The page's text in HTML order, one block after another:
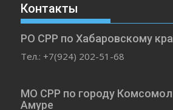
Контакты
РО СРР по Хабаровскому
Тел.: +7(924) 202-51-68
МО СРР по городу
Амуре